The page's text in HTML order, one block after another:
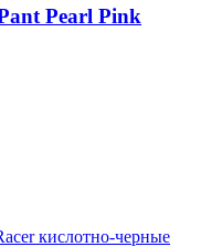
Pearl Pink